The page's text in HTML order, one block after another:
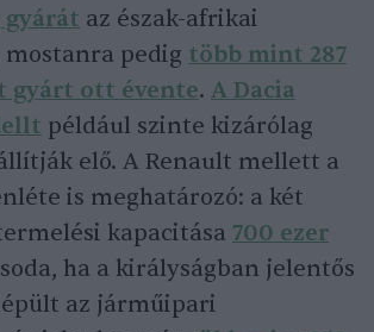
az észak-afrikai
pedig több mint 287
gyárt ott évente. A Dacia
például szinte kizárólag
elő. A Renault mellett a
is meghatározó: a két
kapacitása 700 ezer
ha a királyságban jelentős
az járműipari